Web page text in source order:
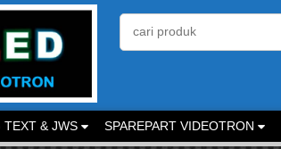
TEXT & JWS SPAREPART VIDEOTRON